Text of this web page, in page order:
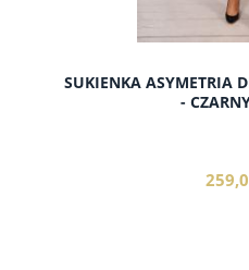
SUKIENKA ASYMETRIA
-